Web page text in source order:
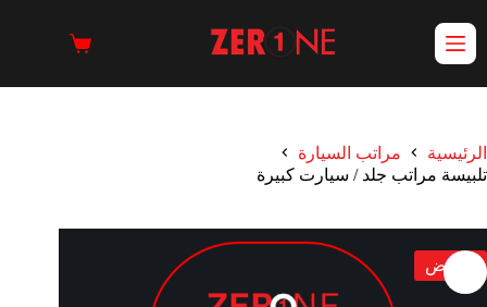
الرئيسية
مراتب السيارة
تلبيسة مراتب جلد / سيارت كبيرة
تخفيض